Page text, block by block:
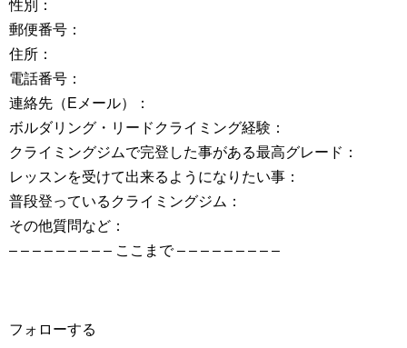
性別：
郵便番号：
住所：
電話番号：
連絡先（Eメール）：
ボルダリング・リードクライミング経験：
クライミングジムで完登した事がある最高グレード：
レッスンを受けて出来るようになりたい事：
普段登っているクライミングジム：
その他質問など：
– – – – – – – – – ここまで – – – – – – – – –
フォローする